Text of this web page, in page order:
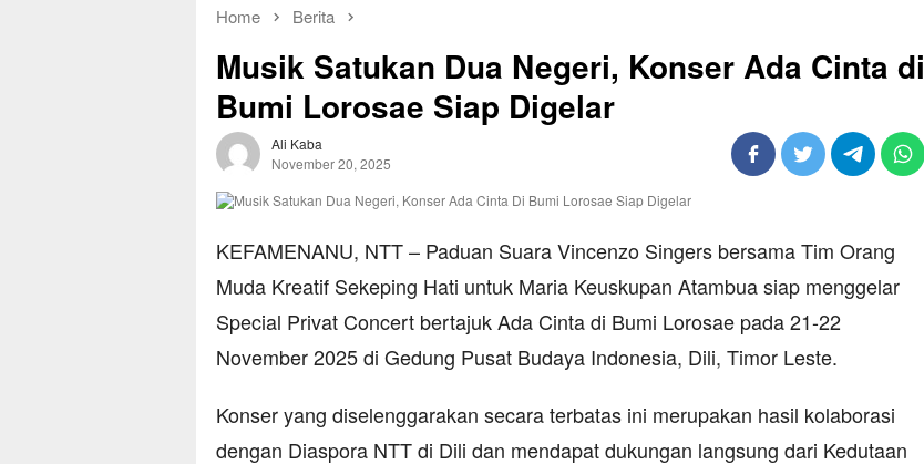
Home Berita
Musik Satukan Dua Negeri, Konser Ada Cinta di
Bumi Lorosae Siap Digelar
Ali Kaba
November 20, 2025
KEFAMENANU, NTT – Paduan Suara Vincenzo Singers bersama Tim Orang
Muda Kreatif Sekeping Hati untuk Maria Keuskupan Atambua siap menggelar
Special Privat Concert bertajuk Ada Cinta di Bumi Lorosae pada 21-22
November 2025 di Gedung Pusat Budaya Indonesia, Dili, Timor Leste.
Konser yang diselenggarakan secara terbatas ini merupakan hasil kolaborasi
dengan Diaspora NTT di Dili dan mendapat dukungan langsung dari Kedutaan